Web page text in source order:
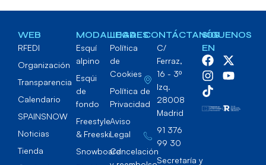
WEB
RFEDI
Organización
Transparencia
Calendario
SPAINSNOW
Noticias
Tienda
MODALIDADES
Esquí
alpino
Esqúi
de
fondo
Freestyle
& Freeski
Snowboard
LEGAL
Política
de
Cookies
Política de
Privacidad
Aviso
Legal
Cancelación
CONTÁCTANOS
C/
Ferraz,
16 - 3º
Izq.
28008
Madrid
91 376
99 30
Secretaría y
SÍGUENOS
EN